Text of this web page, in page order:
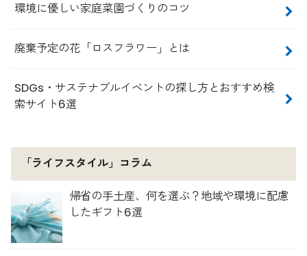
環境に優しい家庭菜園づくりのコツ
廃棄予定の花「ロスフラワー」とは
SDGs・サステナブルイベントの探し方とおすすめ検
索サイト6選
「ライフスタイル」コラム
帰省の手土産、何を選ぶ？地域や環境に配慮
したギフト6選